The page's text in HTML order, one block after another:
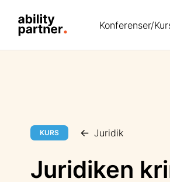
Konferenser/
KURS Juridik
Juridiken